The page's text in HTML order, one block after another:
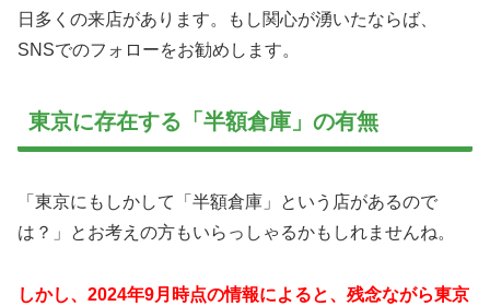
日多くの来店があります。もし関心が湧いたならば、
SNSでのフォローをお勧めします。
東京に存在する「半額倉庫」の有無
「東京にもしかして「半額倉庫」という店があるので
は？」とお考えの方もいらっしゃるかもしれませんね。
しかし、2024年9月時点の情報によると、残念ながら東京